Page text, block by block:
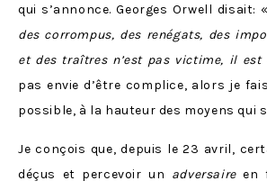
qui s’annonce. Georges Orwell disait: «
des corrompus, des renégats, des
et des traîtres n’est pas victime, il est
pas envie d’être complice, alors je
possible, à la hauteur des moyens qui
Je conçois que, depuis le 23 avril,
déçus et percevoir un adversaireen